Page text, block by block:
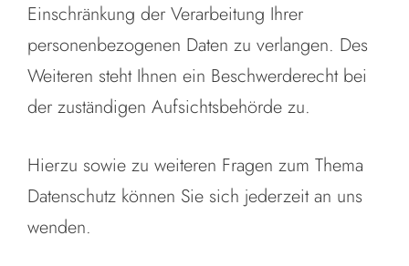
Einschränkung der Verarbeitung Ihrer
personenbezogenen Daten zu verlangen. Des
Weiteren steht Ihnen ein Beschwerderecht bei
der zuständigen Aufsichtsbehörde zu.
Hierzu sowie zu weiteren Fragen zum Thema
Datenschutz können Sie sich jederzeit an uns
wenden.